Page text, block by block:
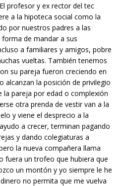
profesor y ex rector del tec
a la hipoteca social como la
por nuestros padres a las
de mandar a sus
a familiares y amigos, pobre
vueltas. También tenemos
su pareja fueron creciendo en
alcanzan la posición de privilegio
la pareja por edad o complexión
otra prenda de vestir van a la
y viene el desprecio a la
a crecer, terminan pagando
y dando colegiaturas a
la nueva compañera llama
fuera un trofeo que hubiera que
un montón y yo siempre le he
no permita que me vuelva